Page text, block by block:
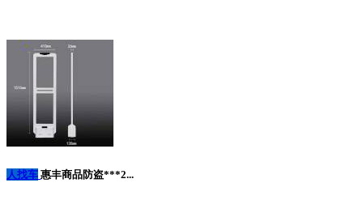
人找车 惠丰商品防盗***2...